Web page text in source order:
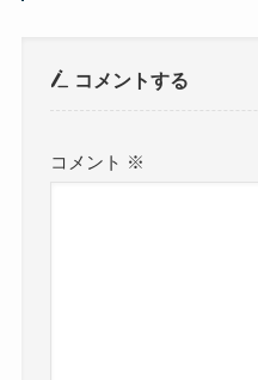
コメントする
コメント ※